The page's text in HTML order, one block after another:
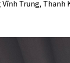
Trung, Thanh